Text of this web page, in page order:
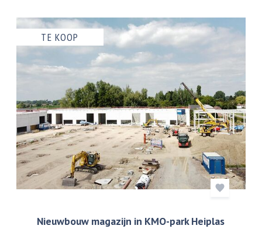
TE KOOP
Nieuwbouw magazijn in KMO-park Heiplas